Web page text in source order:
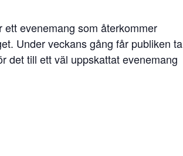
evenemang som återkommer
Under veckans gång får publiken ta
det till ett väl uppskattat evenemang